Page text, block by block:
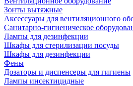
Зонты вытяжные
Аксессуары для вентиляционного
Санитарно-гигиеническое
Лампы для дезинфекции
Шкафы для стерилизации посуды
Шкафы для дезинфекции
Фены
Дозаторы и диспенсеры для гигиены
Лампы инсектицидные